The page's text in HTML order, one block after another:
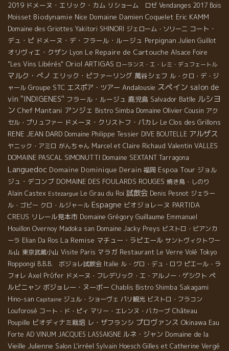
2019 ドメーヌ・エリック・カム リショーム ロゼ Vendanges 2017 Bois
Moisset Biodynamie Nice Domaine Damien Coquelet Eric KAMM
Domaine des Griottes Yakitori SHINORI ジェローム・ソリーニ コート・
デュ・ピ ドメーヌ・デ・フラール・ルージュ Perpignan Julien Guillot
オリヴィエ・クザン Lyon Le Repaire de Cartouche Alsace Foire
"Les Vins Libérés" Oriol ARTIGAS ローランス・エ・レミ・デュフェートル
マルク・ぺノ エリック・ピファーリング 萬谷シェフ ル・クロ・デ・ジ
ャール Groupe STC エスポア・ツアー Andalousie スペイン salon de
vin ''INDIGENES'' フラール・ルージュ 鹿児島 Salvador Batlle ルシヨ
ン Chef Mantani アンジェ Bistro Simba Domaine Olivier Cousin アク
セル・プリュファー ドメーヌ・クリストフ・パカレ Le Clos des Grillons
RENE JEAN DARD Domaine Philippe Tessier DIVE BOUTELLE アルザス
ヤニック・アミロ がんちゃん Marcel et Claire Richaud Valentin VALLES
DOMAINE PASCAL SIMONUTTI Domaine SEXTANT Tarragona
Languedoc Domaine Dominique Derain 福岡 Espoa Tour ジョル
ジュ・デコンブ DOMAINE DES FOULARDS ROUGES 焼き鳥・しのり
Alain Castex Estezargue Le Grau du Roi 試飲会 Denis Pesnot ジェラー
ル・ゴビー クロ・ルジャール Espagne ビオジョレーヌ PARTIDA
CREUS リレール見本市 Domaine Grégory Guillaume Emmanuel
Houillon Overnoy Madoka san Domaine Jacky Preys ビストロ・ビアンカ
ーラ Elian Da Ros La Remise マチュー・ラピエール サントヴィクトワー
ル山 東京武蔵小山 Visite Paris マラガ Restaurant Le Verre Volé Tokyo
Roppongi B.B.B. ボジョレ試飲会 Italie ル・グロ・デュ・ロワ ピエール・ラ
フォレ Axel Prϋfer ドメーヌ・フレデリック・エ・アルノー・ゲシクト ペ
ルピニャン ボジョレー・ヌーボー Chablis Bistro Shimba Sakagami
Hino-san Capitaine ジュル・ショーヴェ パリ観光 ビストロ・フラコン
Louforosé コート・ド・ピィ マリー・エレンヌ・バカーブ Château
Poupille ビオディナミ栽培 レ・ザフランシ プロヴァンス Okinawa Eau
Forte AD VINUM JACQUES LASSAIGNE ルネ・ジャン Domaine de la
Vieille Julienne Salon L'irréel Sylvain Hoesch Gilles et Catherine Vergé